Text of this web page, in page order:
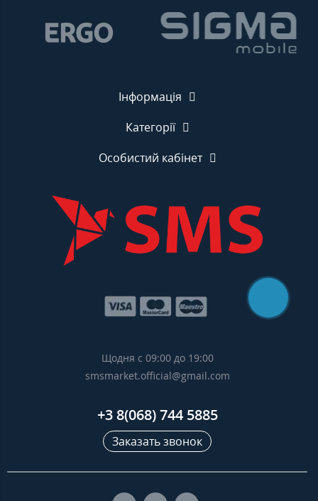
Інформація
Категорії
Особистий кабінет
Щодня с 09:00 до 19:00
smsmarket.official@gmail.com
+3 8(068) 744 5885
Заказать звонок